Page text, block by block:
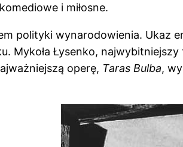
i miłosne.
polityki wynarodowienia. Ukaz
Mykoła Łysenko,
operę, Taras Bulba,